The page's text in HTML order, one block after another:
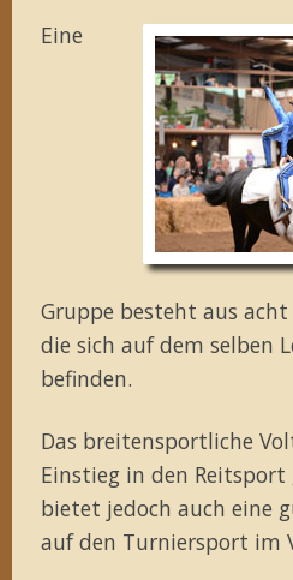
Eine
Gruppe besteht aus
die sich auf dem selben
befinden.
Das breitensportliche
Einstieg in den
bietet jedoch auch eine
auf den Turniersport im